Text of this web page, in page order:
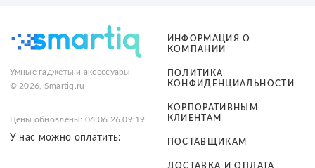
Умные гаджеты и аксессуары
© 2026, Smartiq.ru
Цены обновлены: 06.06.26 09:19
У нас можно оплатить:
ИНФОРМАЦИЯ О
КОМПАНИИ
ПОЛИТИКА
КОНФИДЕНЦИАЛЬНОСТИ
КОРПОРАТИВНЫМ
КЛИЕНТАМ
ПОСТАВЩИКАМ